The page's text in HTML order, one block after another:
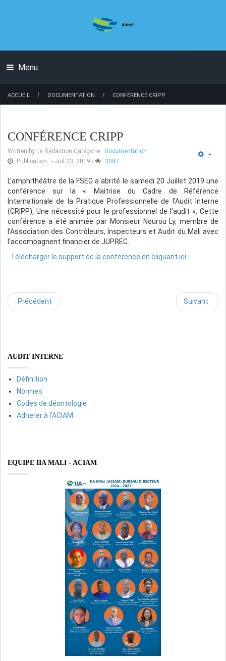
Menu
ACCUEIL / DOCUMENTATION / CONFÉRENCE CRIPP
CONFÉRENCE CRIPP
Written by La Rédaction Catégorie : Documentation
Publication : - Juil 23, 2019 - 3087
L’amphithéâtre de la FSEG a abrité le samedi 20 Juillet 2019 une
conférence sur la « Maitrise du Cadre de Référence
Internationale de la Pratique Professionnelle de l’Audit Interne
(CRIPP), Une nécessité pour le professionnel de l’audit ». Cette
conférence a été animée par Monsieur Nourou Ly, membre de
l’Association des Contrôleurs, Inspecteurs et Audit du Mali avec
l’accompagnent financier de JUPREC.
Télécharger le support de la conférence en cliquant ici.
Précédent Suivant
AUDIT INTERNE
Définition
Normes
Codes de déontologie
Adherer à l'ACIAM
EQUIPE IIA MALI - ACIAM